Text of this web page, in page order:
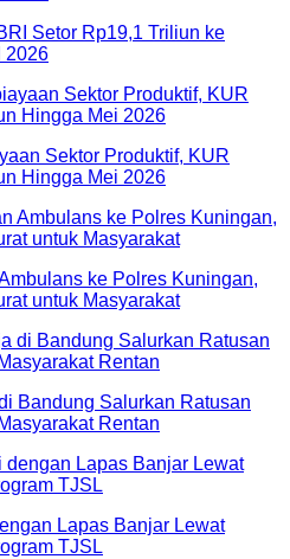
Setor Rp19,1 Triliun ke
2026
Sektor Produktif, KUR
Hingga Mei 2026
ke Polres Kuningan,
untuk Masyarakat
Bandung Salurkan Ratusan
Rentan
Lapas Banjar Lewat
TJSL